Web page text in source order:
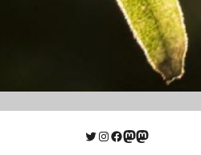
Twitter
Instagram
Facebook
Link zu Mastodon
Mastodon